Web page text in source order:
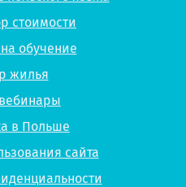
стоимости
обучение
жилья
в Польше
сайта